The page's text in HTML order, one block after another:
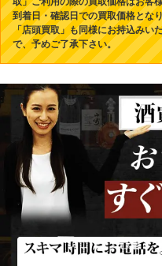
到着日・確認日での買取価格となり
「店頭買取」も同様にお持込みい
で、予めご了承下さい。